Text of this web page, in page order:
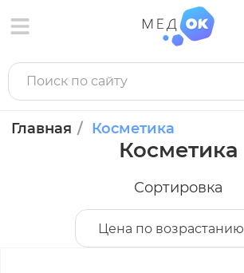
Главная Косметика
Косметика
Сортировка
Цена по возрастанию